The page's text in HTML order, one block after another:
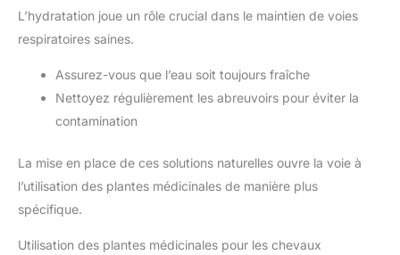
L’hydratation joue un rôle crucial dans le maintien de voies
respiratoires saines.
Assurez-vous que l’eau soit toujours fraîche
Nettoyez régulièrement les abreuvoirs pour éviter la
contamination
La mise en place de ces solutions naturelles ouvre la voie à
l’utilisation des plantes médicinales de manière plus
spécifique.
Utilisation des plantes médicinales pour les chevaux